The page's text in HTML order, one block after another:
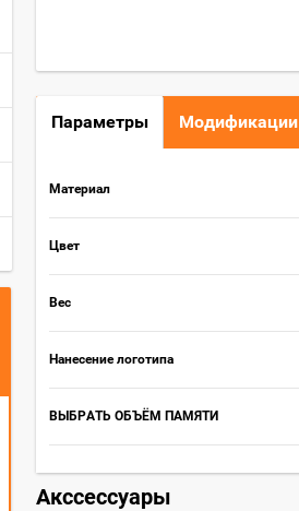
Параметры Модификации
Материал
Цвет
Вес
Нанесение логотипа
ВЫБРАТЬ ОБЪЁМ ПАМЯТИ
Акссессуары